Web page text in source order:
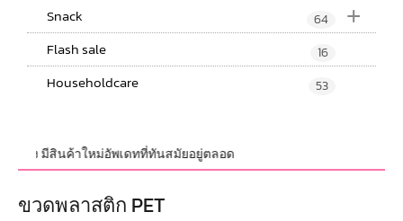
+
Snack 64
Flash sale 16
Householdcare 53
สินค้าใหม่อัพเดทที่ทันสมัยอยู่ตลอด
ขวดพลาสติก PET